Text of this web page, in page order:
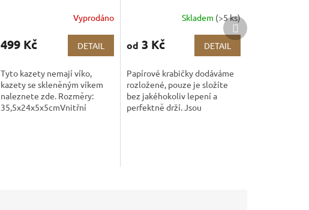
Vyprodáno
499 Kč DETAIL
Tyto kazety nemají víko,
kazety se skleněným víkem
naleznete zde. Rozměry:
35,5x24x5x5cmVnitřní
Skladem (>5 ks)
od 3 Kč DETAIL
Papírové krabičky dodáváme
rozložené, pouze je složíte
bez jakéhokoliv lepení a
perfektně drží. Jsou
Další
produkt